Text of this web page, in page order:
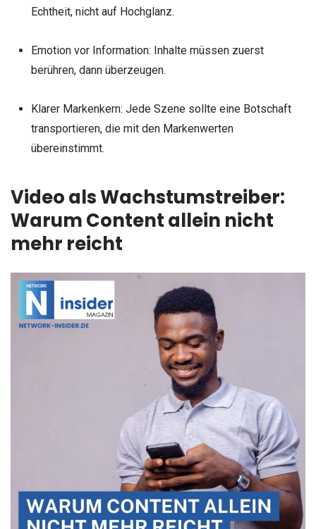
Echtheit, nicht auf Hochglanz.
Emotion vor Information: Inhalte müssen zuerst
berühren, dann überzeugen.
Klarer Markenkern: Jede Szene sollte eine Botschaft
transportieren, die mit den Markenwerten
übereinstimmt.
Video als Wachstumstreiber:
Warum Content allein nicht
mehr reicht